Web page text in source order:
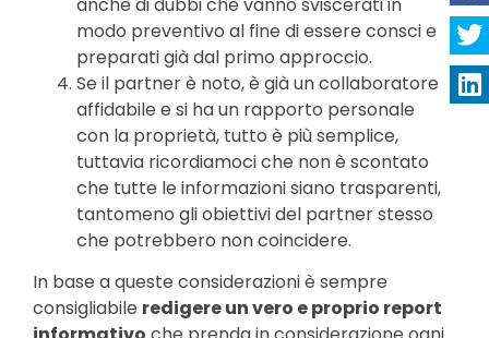
modo preventivo al fine di essere consci e
preparati già dal primo approccio.
Se il partner è noto, è già un collaboratore
affidabile e si ha un rapporto personale
con la proprietà, tutto è più semplice,
tuttavia ricordiamoci che non è scontato
che tutte le informazioni siano trasparenti,
tantomeno gli obiettivi del partner stesso
che potrebbero non coincidere.
In base a queste considerazioni è sempre
consigliabile redigere un vero e proprio report